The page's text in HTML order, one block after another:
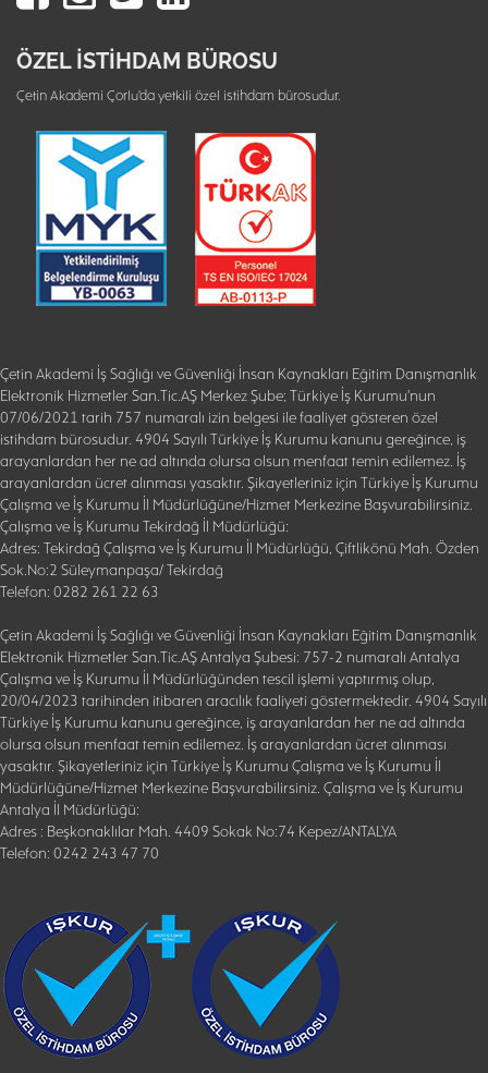
ÖZEL İSTİHDAM BÜROSU
Çetin Akademi Çorlu'da yetkili özel istihdam bürosudur.
Çetin Akademi İş Sağlığı ve Güvenliği İnsan Kaynakları Eğitim Danışmanlık
Elektronik Hizmetler San.Tic.AŞ Merkez Şube; Türkiye İş Kurumu'nun
07/06/2021 tarih 757 numaralı izin belgesi ile faaliyet gösteren özel
istihdam bürosudur. 4904 Sayılı Türkiye İş Kurumu kanunu gereğince, iş
arayanlardan her ne ad altında olursa olsun menfaat temin edilemez. İş
arayanlardan ücret alınması yasaktır. Şikayetleriniz için Türkiye İş Kurumu
Çalışma ve İş Kurumu İl Müdürlüğüne/Hizmet Merkezine Başvurabilirsiniz.
Çalışma ve İş Kurumu Tekirdağ İl Müdürlüğü:
Adres: Tekirdağ Çalışma ve İş Kurumu İl Müdürlüğü, Çiftlikönü Mah. Özden
Sok.No:2 Süleymanpaşa/ Tekirdağ
Telefon: 0282 261 22 63
Çetin Akademi İş Sağlığı ve Güvenliği İnsan Kaynakları Eğitim Danışmanlık
Elektronik Hizmetler San.Tic.AŞ Antalya Şubesi: 757-2 numaralı Antalya
Çalışma ve İş Kurumu İl Müdürlüğünden tescil işlemi yaptırmış olup,
20/04/2023 tarihinden itibaren aracılık faaliyeti göstermektedir. 4904 Sayılı
Türkiye İş Kurumu kanunu gereğince, iş arayanlardan her ne ad altında
olursa olsun menfaat temin edilemez. İş arayanlardan ücret alınması
yasaktır. Şikayetleriniz için Türkiye İş Kurumu Çalışma ve İş Kurumu İl
Müdürlüğüne/Hizmet Merkezine Başvurabilirsiniz. Çalışma ve İş Kurumu
Antalya İl Müdürlüğü:
Adres : Beşkonaklılar Mah. 4409 Sokak No:74 Kepez/ANTALYA
Telefon: 0242 243 47 70